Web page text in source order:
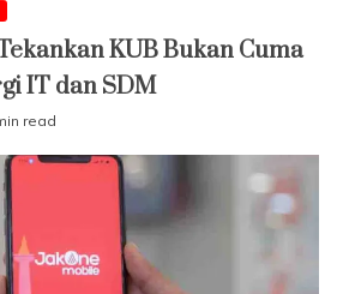
KUB Bukan Cuma
IT dan SDM
read